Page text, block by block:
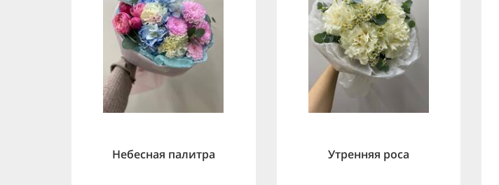
Небесная палитра Утренняя роса